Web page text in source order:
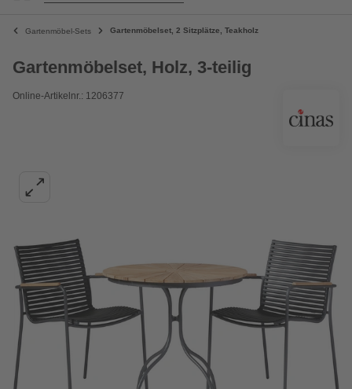
Gartenmöbel-Sets Gartenmöbelset, 2 Sitzplätze, Teakholz
Gartenmöbelset, Holz, 3-teilig
Online-Artikelnr.: 1206377